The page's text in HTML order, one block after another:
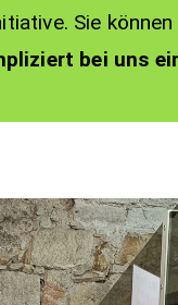
Sie
bei uns